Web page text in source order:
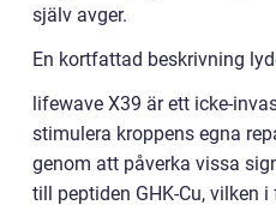
själv avger.
En kortfattad beskrivning
lifewave X39 är ett icke-
stimulera kroppens egna
genom att påverka vissa
till peptiden GHK-Cu, vilken